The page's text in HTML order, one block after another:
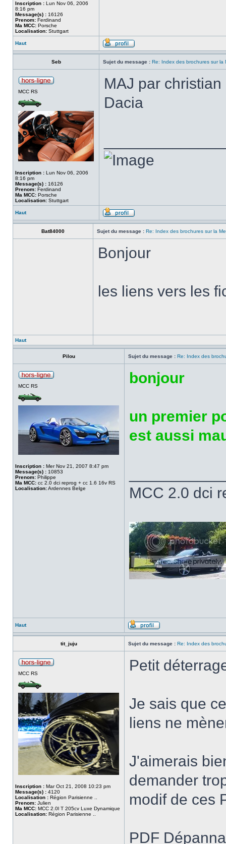
Inscription : Lun Nov 06, 2006
8:16 pm
Message(s) : 16126
Prenom: Ferdinand
Ma MCC: Porsche
Localisation: Stuttgart
Haut
Seb Sujet du message : Re: Index des brochures sur la
MCC RS
Inscription : Lun Nov 06, 2006
8:16 pm
Message(s) : 16126
Prenom: Ferdinand
Ma MCC: Porsche
Localisation: Stuttgart
MAJ par
Dacia
Haut
Bat84000 Sujet du message : Re: Index des brochures sur la
Bonjour
les liens vers les
Haut
Pilou Sujet du message : Re: Index des
MCC RS
Inscription : Mer Nov 21, 2007 8:47 pm
Message(s) : 10853
Prenom: Philippe
Ma MCC: cc 2.0 dci reprog + cc 1.6 16v RS
Localisation:Ardennes Belge
bonjour
un premier
est aussi
MCC 2.0 dci
Haut
tit_juju Sujet du message : Re: Index des
MCC RS
Inscription : Mar Oct 21, 2008 10:23 pm
Message(s) : 4120
Localisation : Région Parisienne ..
Prenom: Julien
Ma MCC: MCC 2.0l T 205cv Luxe Dynamique
Localisation: Région Parisienne ..
Petit
Je sais que
liens ne
J'aimerais
demander
modif de ces
PDF